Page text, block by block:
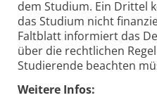
dem Studium. Ein Drittel
das Studium nicht
Faltblatt informiert das
über die rechtlichen
Studierende beachten
Weitere Infos: